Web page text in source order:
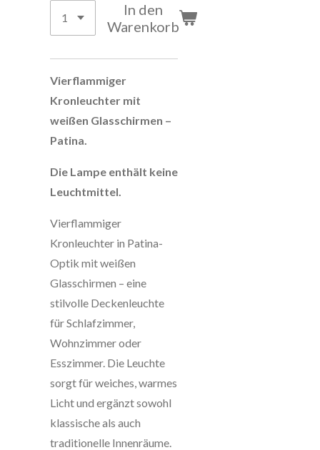
In den
Warenkorb
Vierflammiger
Kronleuchter mit
weißen Glasschirmen –
Patina.
Die Lampe enthält keine
Leuchtmittel.
Vierflammiger
Kronleuchter in Patina-
Optik mit weißen
Glasschirmen – eine
stilvolle Deckenleuchte
für Schlafzimmer,
Wohnzimmer oder
Esszimmer. Die Leuchte
sorgt für weiches, warmes
Licht und ergänzt sowohl
klassische als auch
traditionelle Innenräume.